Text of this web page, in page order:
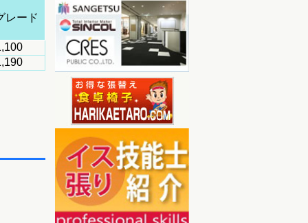
レード